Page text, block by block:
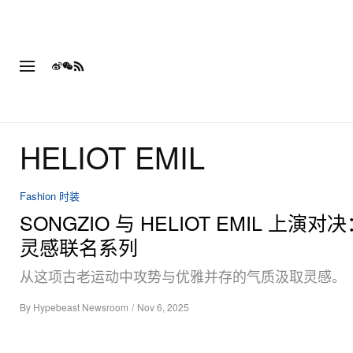
HELIOT EMIL
Fashion 时装
SONGZIO 与 HELIOT EMIL 上演对决
灵感联名系列
从这项古老运动中攻势与优雅并存的气质汲取灵感。
By Hypebeast Newsroom / Nov 6, 2025